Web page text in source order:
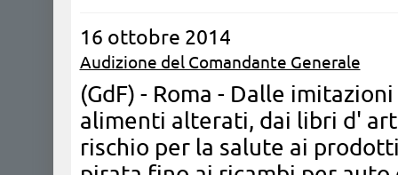
16 ottobre 2014
Audizione del Comandante Generale
(GdF) - Roma - Dalle
alimenti alterati, dai libri d'
rischio per la salute ai